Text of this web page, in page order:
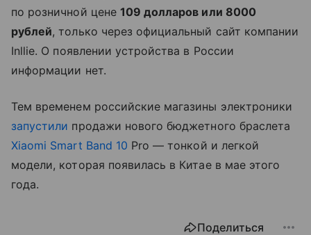
по розничной цене 109 долларов или 8000
рублей, только через официальный сайт компании
Inllie. О появлении устройства в России
информации нет.
Тем временем российские магазины электроники
запустили продажи нового бюджетного браслета
Xiaomi Smart Band 10 Pro — тонкой и легкой
модели, которая появилась в Китае в мае этого
года.
Поделиться